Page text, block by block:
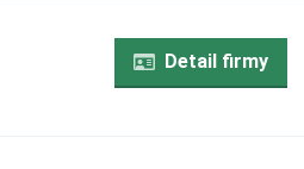
Detail firmy